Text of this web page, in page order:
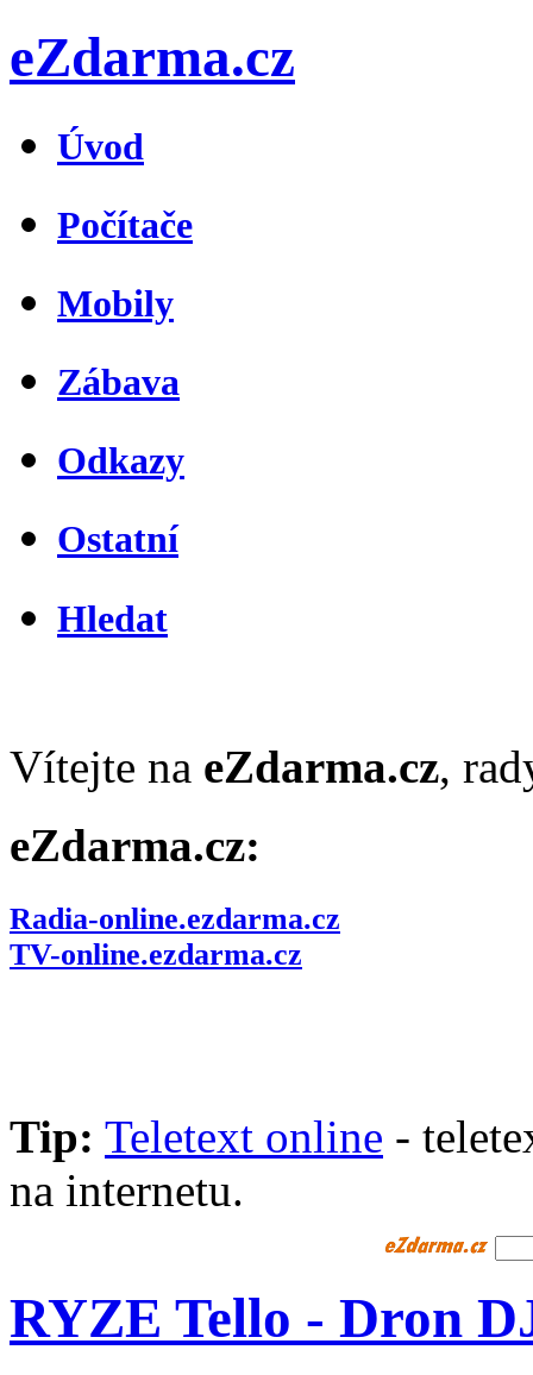
eZdarma.cz
Úvod
Počítače
Mobily
Zábava
Odkazy
Ostatní
Hledat
Vítejte na eZdarma.cz,
eZdarma.cz:
Radia-online.ezdarma.cz
TV-online.ezdarma.cz
Tip: Teletext online -
na internetu.
RYZE Tello - Dron